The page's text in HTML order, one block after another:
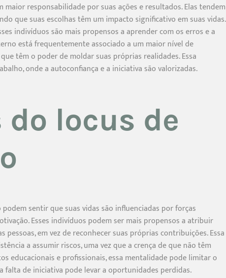
responsabilidade por suas ações e resultados. Elas tendem
que suas escolhas têm um impacto significativo em suas vidas.
indivíduos são mais propensos a aprender com os erros e a
está frequentemente associado a um maior nível de
têm o poder de moldar suas próprias realidades. Essa
onde a autoconfiança e a iniciativa são valorizadas.
locus de
sentir que suas vidas são influenciadas por forças
Esses indivíduos podem ser mais propensos a atribuir
em vez de reconhecer suas próprias contribuições. Essa
a assumir riscos, uma vez que a crença de que não têm
educacionais e profissionais, essa mentalidade pode limitar o
falta de iniciativa pode levar a oportunidades perdidas.